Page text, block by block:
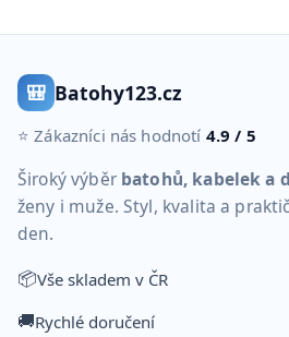
🎒 Batohy123.cz
⭐ Zákazníci nás hodnotí 4.9 / 5
Široký výběr batohů, kabelek a
ženy i muže. Styl, kvalita a
den.
📦Vše skladem v ČR
🚚Rychlé doručení